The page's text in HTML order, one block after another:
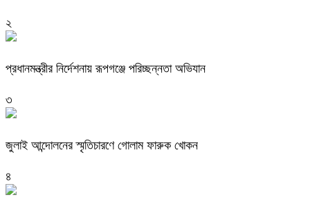
২
প্রধানমন্ত্রীর নির্দেশনায় রূপগঞ্জে পরিচ্ছন্নতা অভিযান
৩
জুলাই আন্দোলনের স্মৃতিচারণে গোলাম ফারুক খোকন
৪